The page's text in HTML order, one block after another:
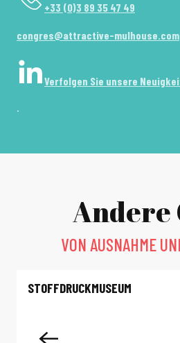
+33 (0)3 89 35 47 49
congres@attractive-mulhouse.com
Verfolgen Sie unsere
.
Andere
VON AUSNAHME
STOFFDRUCKMUSEUM